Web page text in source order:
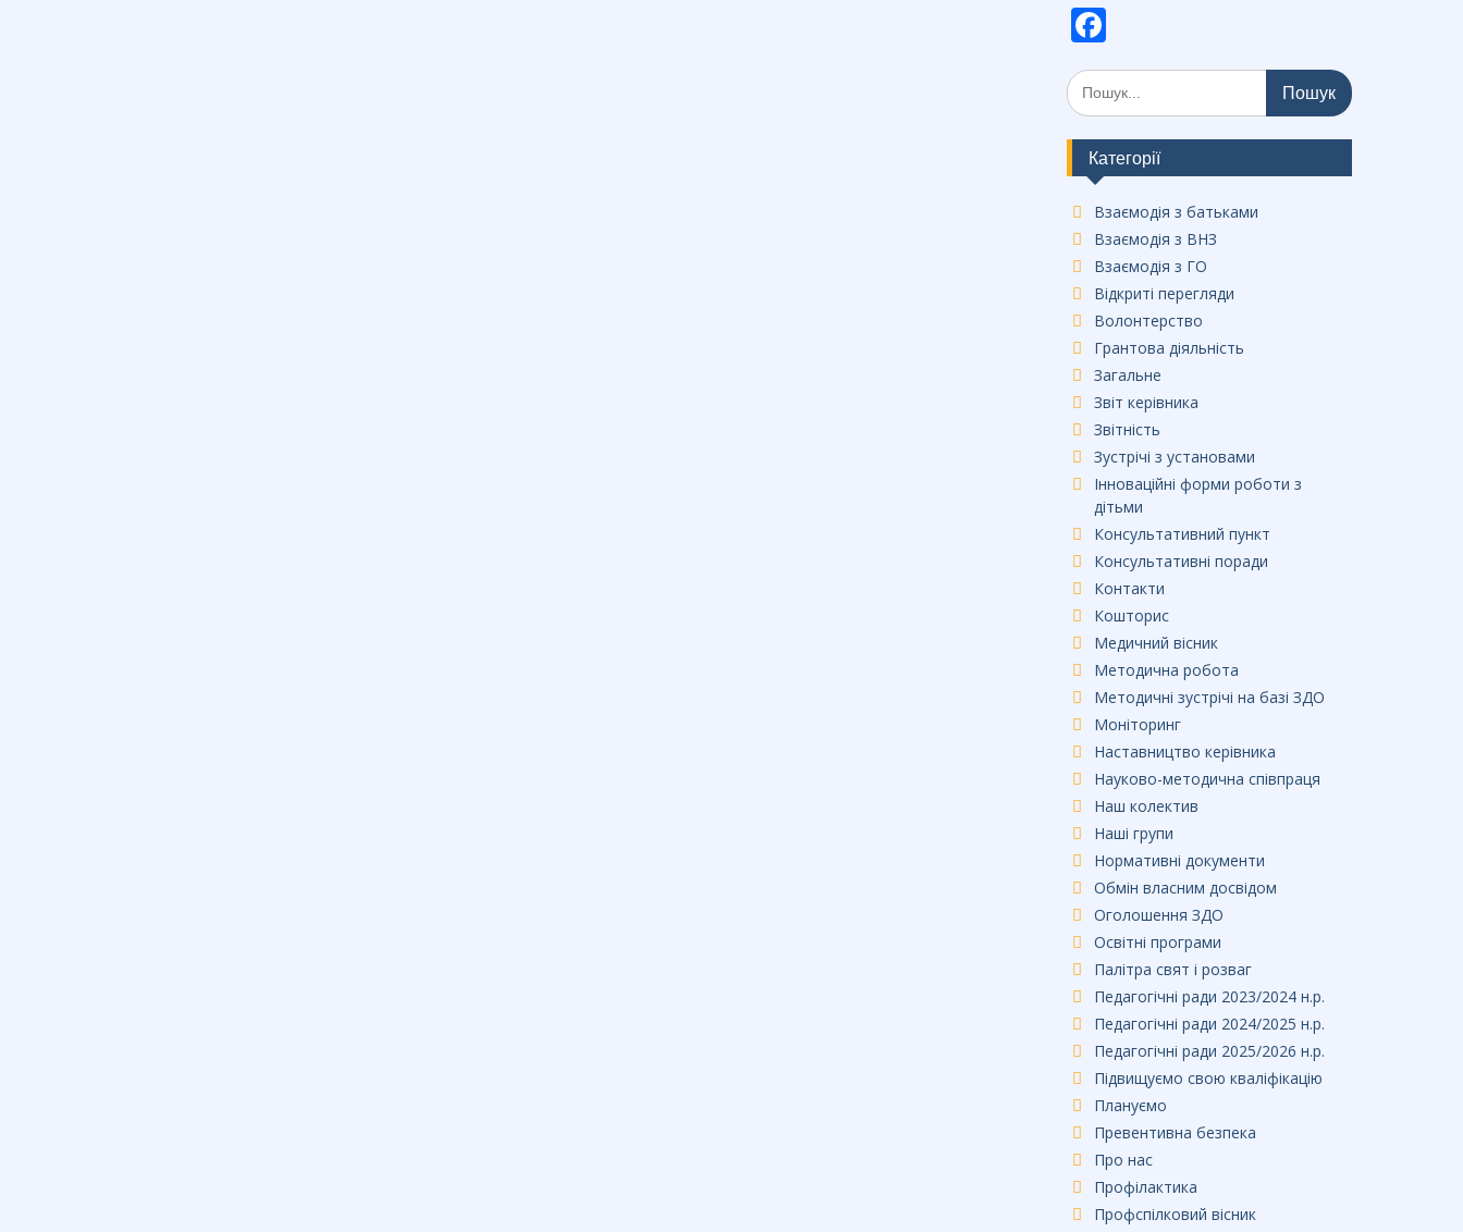
F
ac
e
b
o
o
k
Шукати:
Категорії
Взаємодія з батьками
Взаємодія з ВНЗ
Взаємодія з ГО
Відкриті перегляди
Волонтерство
Грантова діяльність
Загальне
Звіт керівника
Звітність
Зустрічі з установами
Інноваційні форми роботи з
дітьми
Консультативний пункт
Консультативні поради
Контакти
Кошторис
Медичний вісник
Методична робота
Методичні зустрічі на базі ЗДО
Моніторинг
Наставництво керівника
Науково-методична співпраця
Наш колектив
Наші групи
Нормативні документи
Обмін власним досвідом
Оголошення ЗДО
Освітні програми
Палітра свят і розваг
Педагогічні ради 2023/2024 н.р.
Педагогічні ради 2024/2025 н.р.
Педагогічні ради 2025/2026 н.р.
Підвищуємо свою кваліфікацію
Плануємо
Превентивна безпека
Про нас
Профілактика
Профспілковий вісник